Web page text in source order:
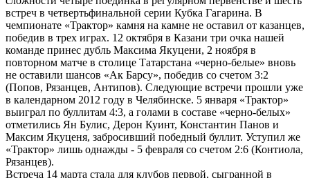
встреч в четвертьфинальной серии Кубка Гагарина. В
чемпионате «Трактор» камня на камне не оставил от казанцев,
победив в трех играх. 12 октября в Казани три очка нашей
команде принес дубль Максима Якуцени, 2 ноября в
повторном матче в столице Татарстана «черно-белые» вновь
не оставили шансов «Ак Барсу», победив со счетом 3:2
(Попов, Рязанцев, Антипов). Следующие встречи прошли уже
в календарном 2012 году в Челябинске. 5 января «Трактор»
выиграл по буллитам 4:3, а голами в составе «черно-белых»
отметились Ян Булис, Дерон Куинт, Константин Панов и
Максим Якуценя, забросивший победный буллит. Уступил же
«Трактор» лишь однажды - 5 февраля со счетом 2:6 (Контиола,
Рязанцев).
Встреча 14 марта стала для клубов первой, сыгранной в